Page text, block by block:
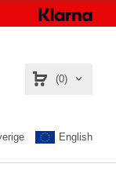
(0)
English